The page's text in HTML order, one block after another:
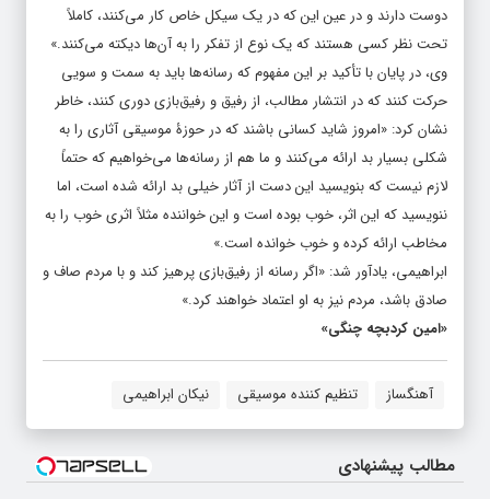
تحت نظر کسی هستند که یک نوع از تفکر را به آن‌ها دیکته می‌کنند.»
وی، در پایان با تأکید بر این مفهوم که رسانه‌ها باید به سمت و سویی
حرکت کنند که در انتشار مطالب، از رفیق و رفیق‌بازی دوری کنند، خاطر
نشان کرد: «امروز شاید کسانی باشند که در حوزۀ موسیقی آثاری را به
شکلی بسیار بد ارائه می‌کنند و ما هم از رسانه‌ها می‌خواهیم که حتماً
لازم نیست که بنویسید این دست از آثار خیلی بد ارائه شده است، اما
ننویسید که این اثر، خوب بوده است و این خواننده مثلاً اثری خوب را به
مخاطب ارائه کرده و خوب خوانده است.»
ابراهیمی، یادآور شد: «اگر رسانه از رفیق‌بازی پرهیز کند و با مردم صاف و
صادق باشد، مردم نیز به او اعتماد خواهند کرد.»
«امین کردبچه چنگی»
آهنگساز تنظیم کننده موسیقی نیکان ابراهیمی
مطالب پیشنهادی
🎓 کنکور ۱۴۰5؟ ماز
نگاهِ قبل، خستگی
🎯 مسیر رتبه برتری